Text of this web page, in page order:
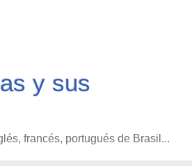
y sus
francés, portugués de Brasil...